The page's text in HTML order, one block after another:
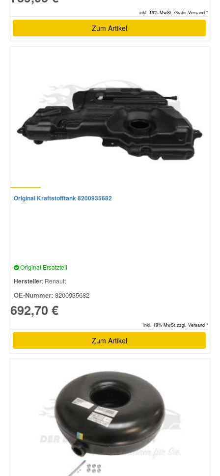
inkl. 19% MwSt. Gratis Versand *
Zum Artikel
Original Kraftstofftank 8200935682
Original Ersatzteil
Hersteller: Renault
OE-Nummer: 8200935682
692,70 €
inkl. 19% MwSt.zzgl. Versand *
Zum Artikel